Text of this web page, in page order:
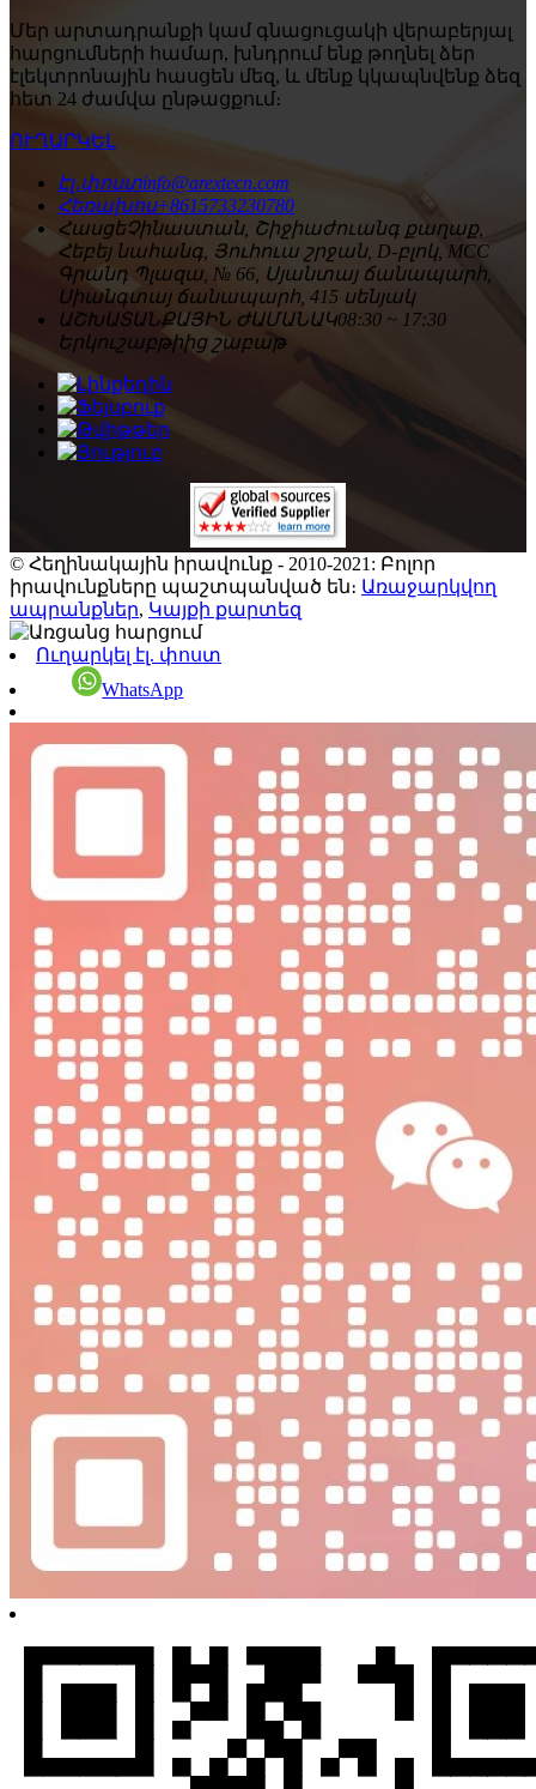
Մեր արտադրանքի կամ գնացուցակի վերաբերյալ
հարցումների համար, խնդրում ենք թողնել ձեր
էլեկտրոնային հասցեն մեզ, և մենք կկապնվենք ձեզ
հետ 24 ժամվա ընթացքում։
ՈՒՂԱՐԿԵԼ
Էլ․փոստinfo@arextecn.com
Հեռախոս+8615733230780
ՀասցեՉինաստան, Շիջիաժուանգ քաղաք,
Հեբեյ նահանգ, Յուհուա շրջան, D-բլոկ, MCC
Գրանդ Պլազա, № 66, Սյանտայ ճանապարհ,
Սիանգտայ ճանապարհ, 415 սենյակ
ԱՇԽԱՏԱՆՔԱՅԻՆ ԺԱՄԱՆԱԿ08:30 ~ 17:30
Երկուշաբթիից շաբաթ
© Հեղինակային իրավունք - 2010-2021: Բոլոր
իրավունքները պաշտպանված են։ Առաջարկվող
ապրանքներ, Կայքի քարտեզ
Ուղարկել էլ. փոստ
WhatsApp